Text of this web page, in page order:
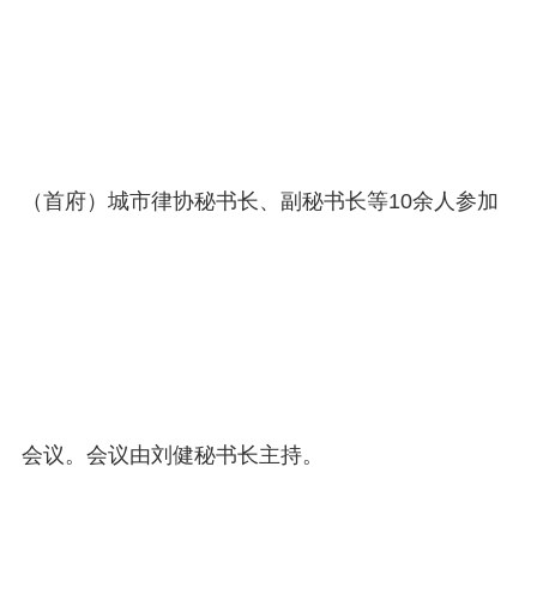
（首府）城市律协秘书长、副秘书长等10余人参加
会议。会议由刘健秘书长主持。